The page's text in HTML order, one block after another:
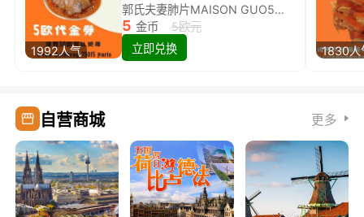
1992人气
郭氏夫妻肺片MAISON GUO5欧代金券限量兑换啦！
5 金币
5欧元
立即兑换
1830人
自营商城 更多